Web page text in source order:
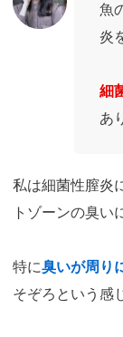
魚
炎
細
あ
私は細菌性膣炎
トゾーンの臭い
特に臭いが周り
そぞろという感